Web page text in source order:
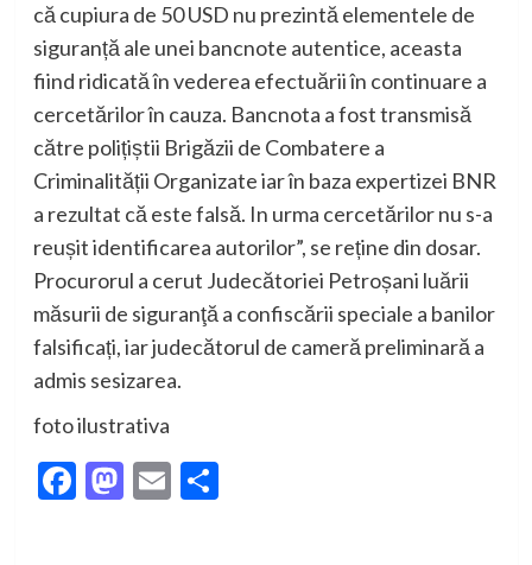
că cupiura de 50 USD nu prezintă elementele de
siguranță ale unei bancnote autentice, aceasta
fiind ridicată în vederea efectuării în continuare a
cercetărilor în cauza. Bancnota a fost transmisă
către polițiștii Brigăzii de Combatere a
Criminalității Organizate iar în baza expertizei BNR
a rezultat că este falsă. In urma cercetărilor nu s-a
reușit identificarea autorilor”, se reține din dosar.
Procurorul a cerut Judecătoriei Petroșani luării
măsurii de siguranţă a confiscării speciale a banilor
falsificați, iar judecătorul de cameră preliminară a
admis sesizarea.
foto ilustrativa
Facebook
Mastodon
EmailPartajează